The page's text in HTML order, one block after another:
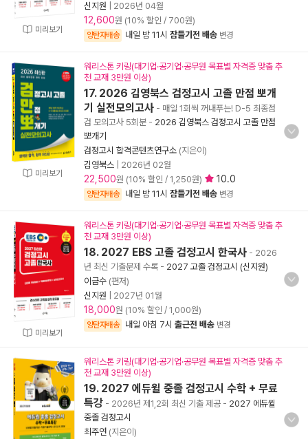
미리보기
신지원
2026년 04월
12,600원 (10% 할인 / 700원)
양탄자배송 내일 밤 11시 잠들기전 배송 변경
미리보기
워리스톤 키링(대기업·공기업·공무원 목표별 자격증 맞춤 추
천 교재 3만원 이상)
17. 2026 김영북스 검정고시 고졸 만점 뽀개
기 실전모의고사 - 매일 1회씩 꺼내푸는! D-5 최종점
검 모의고사 5회분 - 2026 김영북스 검정고시 고졸 만점
뽀개기
검정고시 합격콘텐츠연구소 (지은이)
김영북스
2026년 02월
22,500원 (10% 할인 / 1,250원) 10.0
양탄자배송 내일 밤 11시 잠들기전 배송 변경
미리보기
워리스톤 키링(대기업·공기업·공무원 목표별 자격증 맞춤 추
천 교재 3만원 이상)
18. 2027 EBS 고졸 검정고시 한국사 - 2026
년 최신 기출문제 수록 - 2027 고졸 검정고시 (신지원)
이금수 (편저)
신지원
2027년 01월
18,000원 (10% 할인 / 1,000원)
양탄자배송 내일 아침 7시 출근전 배송 변경
워리스톤 키링(대기업·공기업·공무원 목표별 자격증 맞춤 추
천 교재 3만원 이상)
19. 2027 에듀윌 중졸 검정고시 수학 + 무료
특강 - 2026년 제1,2회 최신 기출 제공 - 2027 에듀윌
중졸 검정고시
최주연 (지은이)